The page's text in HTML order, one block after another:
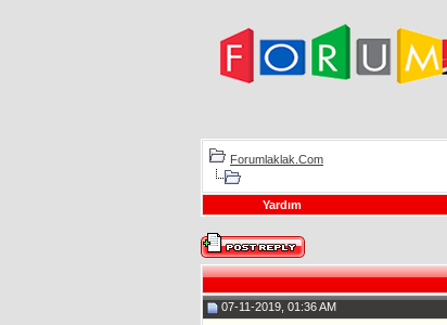
Forumlaklak.Com
Yardım
07-11-2019, 01:36 AM